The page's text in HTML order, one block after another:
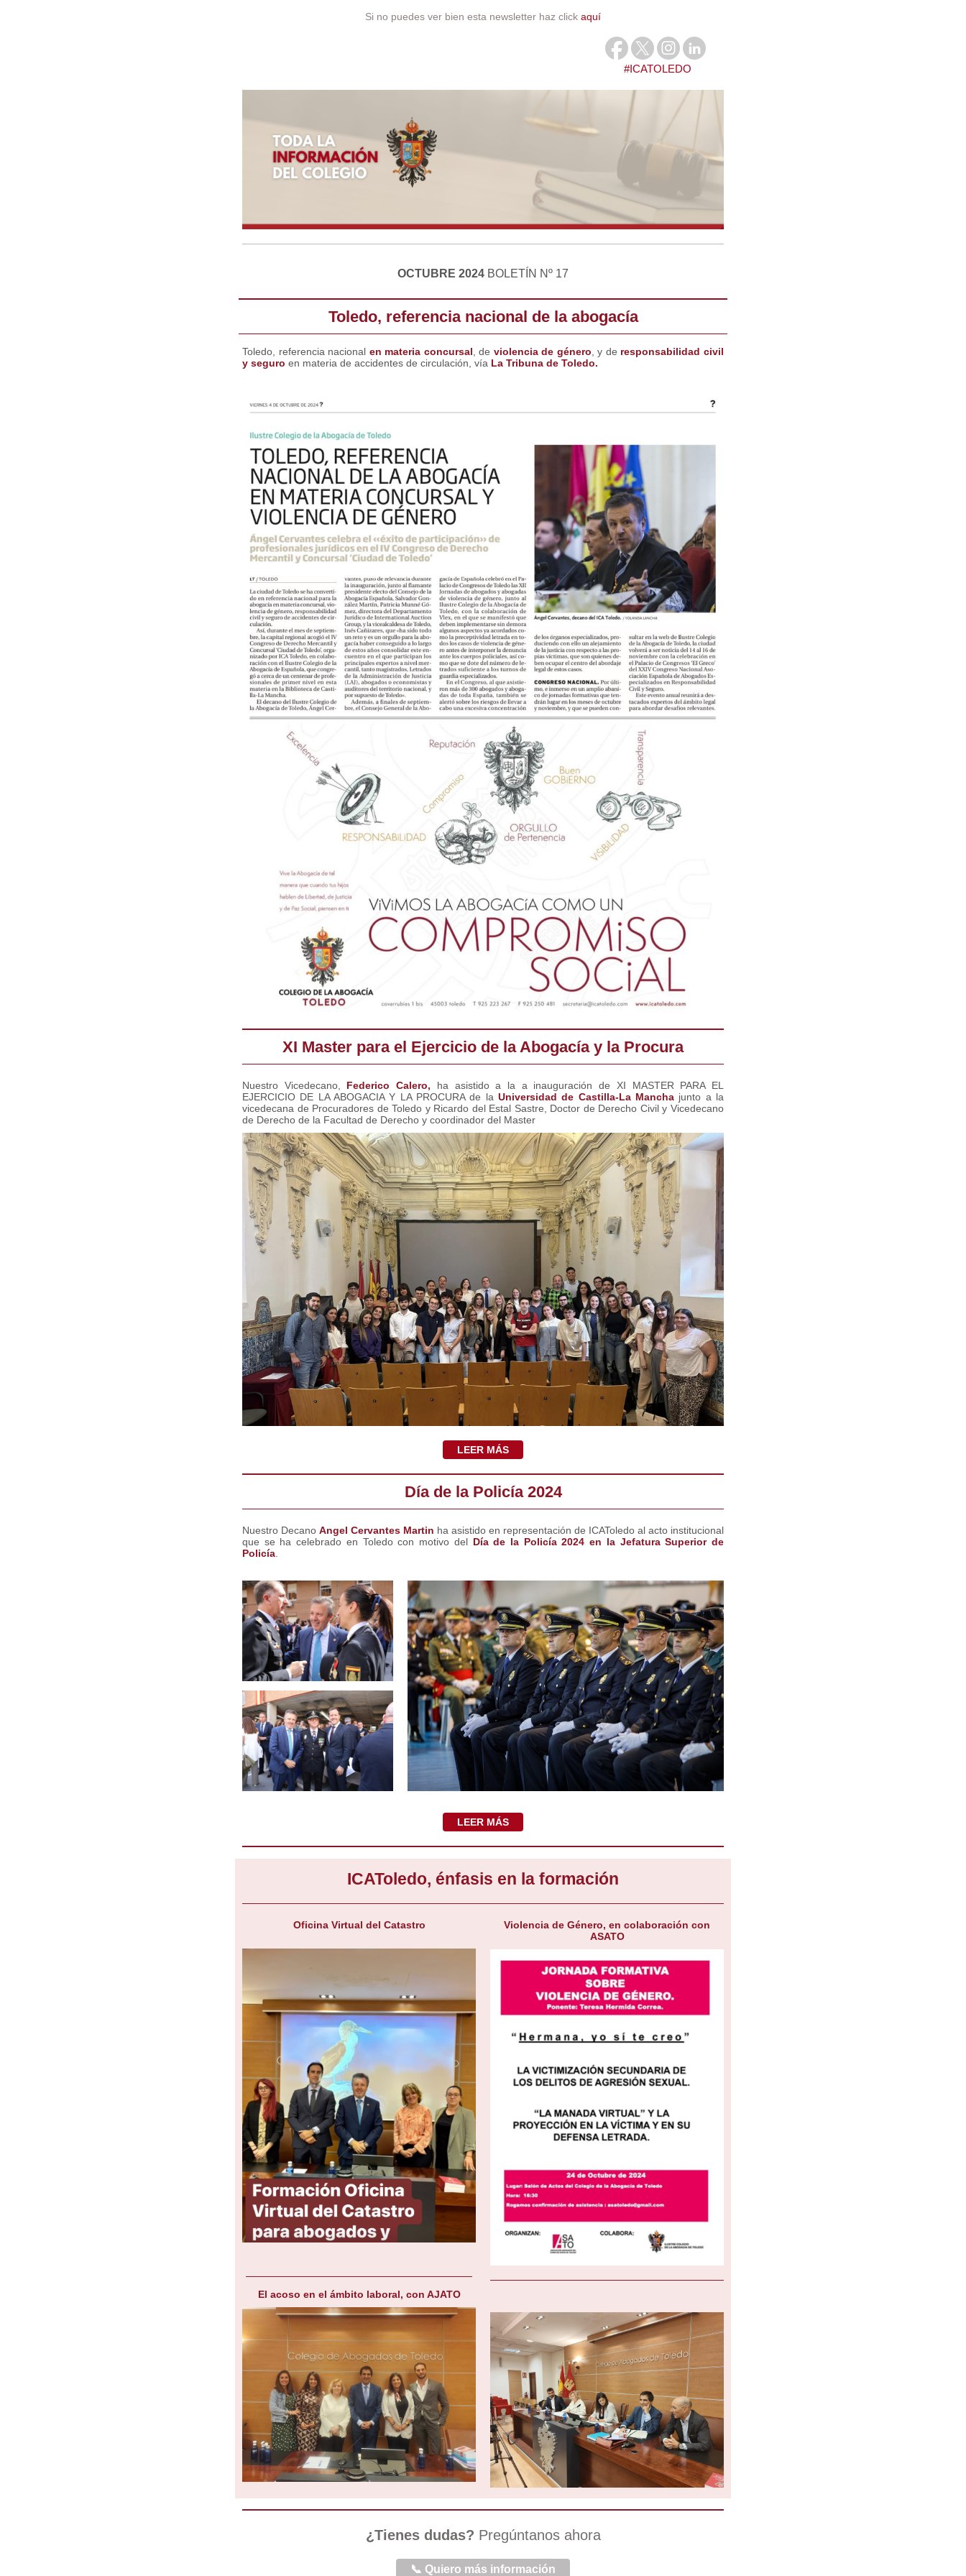
Si no puedes ver bien esta newsletter haz click aquí
#ICATOLEDO
OCTUBRE 2024 BOLETÍN Nº 17
Toledo, referencia nacional de la abogacía
Toledo, referencia nacional en materia concursal , de violencia de género , y de responsabilidad civil
y seguro en materia de accidentes de circulación, vía La Tribuna de Toledo.
XI Master para el Ejercicio de la Abogacía y la Procura
Nuestro Vicedecano, Federico Calero, ha asistido a la a inauguración de XI MASTER PARA EL
EJERCICIO DE LA ABOGACIA Y LA PROCURA de la Universidad de Castilla-La Mancha junto a la
vicedecana de Procuradores de Toledo y Ricardo del Estal Sastre, Doctor de Derecho Civil y Vicedecano
de Derecho de la Facultad de Derecho y coordinador del Master
LEER MÁS
Día de la Policía 2024
Nuestro Decano Angel Cervantes Martin ha asistido en representación de ICAToledo al acto institucional
que se ha celebrado en Toledo con motivo del Día de la Policía 2024 en la Jefatura Superior de
Policía
LEER MÁS
ICAToledo, énfasis en la formación
Oficina Virtual del Catastro
El acoso en el ámbito laboral, con AJATO
Violencia de Género, en colaboración con
ASATO
¿Tienes dudas? Pregúntanos ahora
📞 Quiero más información